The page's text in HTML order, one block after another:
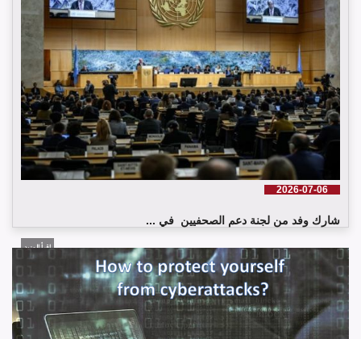
2026-07-06
شارك وفد من لجنة دعم الصحفيين في ...
إقرأ المزيد